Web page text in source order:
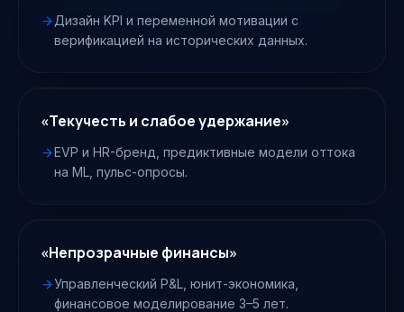
Дизайн KPI и переменной мотивации с
верификацией на исторических данных.
«Текучесть и слабое удержание»
EVP и HR-бренд, предиктивные модели оттока
на ML, пульс-опросы.
«Непрозрачные финансы»
Управленческий P&L, юнит-экономика,
финансовое моделирование 3–5 лет.